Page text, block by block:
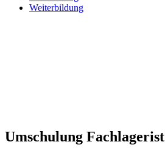
Weiterbildung
Umschulung Fachlagerist